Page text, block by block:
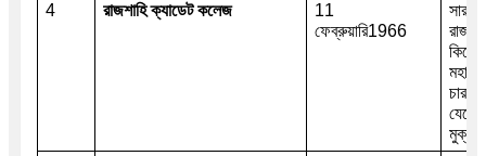
4
রাজশাহি ক্যাডেট কলেজ
11
ফেব্রুয়ারি1966
সারদা
যেতে